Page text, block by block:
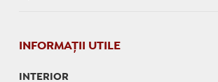
INFORMAŢII UTILE
INTERIOR